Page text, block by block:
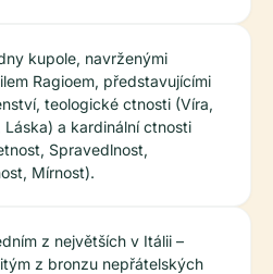
kupole, navrženými
Ragioem, představujícími
teologické ctnosti (Víra,
Láska) a kardinální ctnosti
Spravedlnost,
Mírnost).
z největších v Itálii –
z bronzu nepřátelských